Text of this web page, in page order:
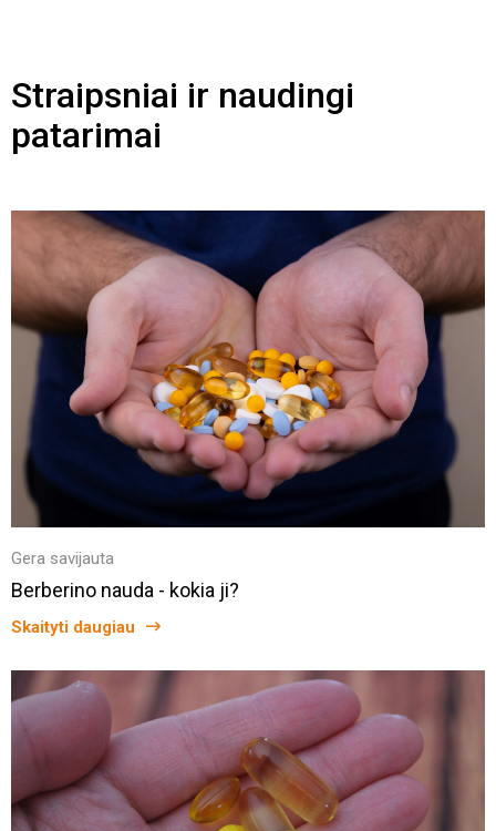
Straipsniai ir naudingi
patarimai
Gera savijauta
Berberino nauda - kokia ji?
Skaityti daugiau